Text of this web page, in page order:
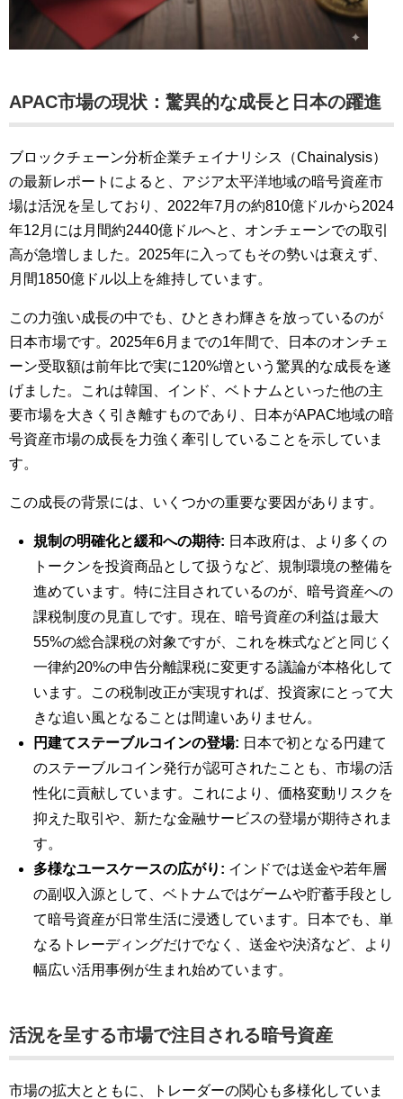
APAC市場の現状：驚異的な成長と日本の躍進
ブロックチェーン分析企業チェイナリシス（Chainalysis）
の最新レポートによると、アジア太平洋地域の暗号資産市
場は活況を呈しており、2022年7月の約810億ドルから2024
年12月には月間約2440億ドルへと、オンチェーンでの取引
高が急増しました。2025年に入ってもその勢いは衰えず、
月間1850億ドル以上を維持しています。
この力強い成長の中でも、ひときわ輝きを放っているのが
日本市場です。2025年6月までの1年間で、日本のオンチェ
ーン受取額は前年比で実に120%増という驚異的な成長を遂
げました。これは韓国、インド、ベトナムといった他の主
要市場を大きく引き離すものであり、日本がAPAC地域の暗
号資産市場の成長を力強く牽引していることを示していま
す。
この成長の背景には、いくつかの重要な要因があります。
規制の明確化と緩和への期待: 日本政府は、より多くの
トークンを投資商品として扱うなど、規制環境の整備を
進めています。特に注目されているのが、暗号資産への
課税制度の見直しです。現在、暗号資産の利益は最大
55%の総合課税の対象ですが、これを株式などと同じく
一律約20%の申告分離課税に変更する議論が本格化して
います。この税制改正が実現すれば、投資家にとって大
きな追い風となることは間違いありません。
円建てステーブルコインの登場: 日本で初となる円建て
のステーブルコイン発行が認可されたことも、市場の活
性化に貢献しています。これにより、価格変動リスクを
抑えた取引や、新たな金融サービスの登場が期待されま
す。
多様なユースケースの広がり: インドでは送金や若年層
の副収入源として、ベトナムではゲームや貯蓄手段とし
て暗号資産が日常生活に浸透しています。日本でも、単
なるトレーディングだけでなく、送金や決済など、より
幅広い活用事例が生まれ始めています。
活況を呈する市場で注目される暗号資産
市場の拡大とともに、トレーダーの関心も多様化していま